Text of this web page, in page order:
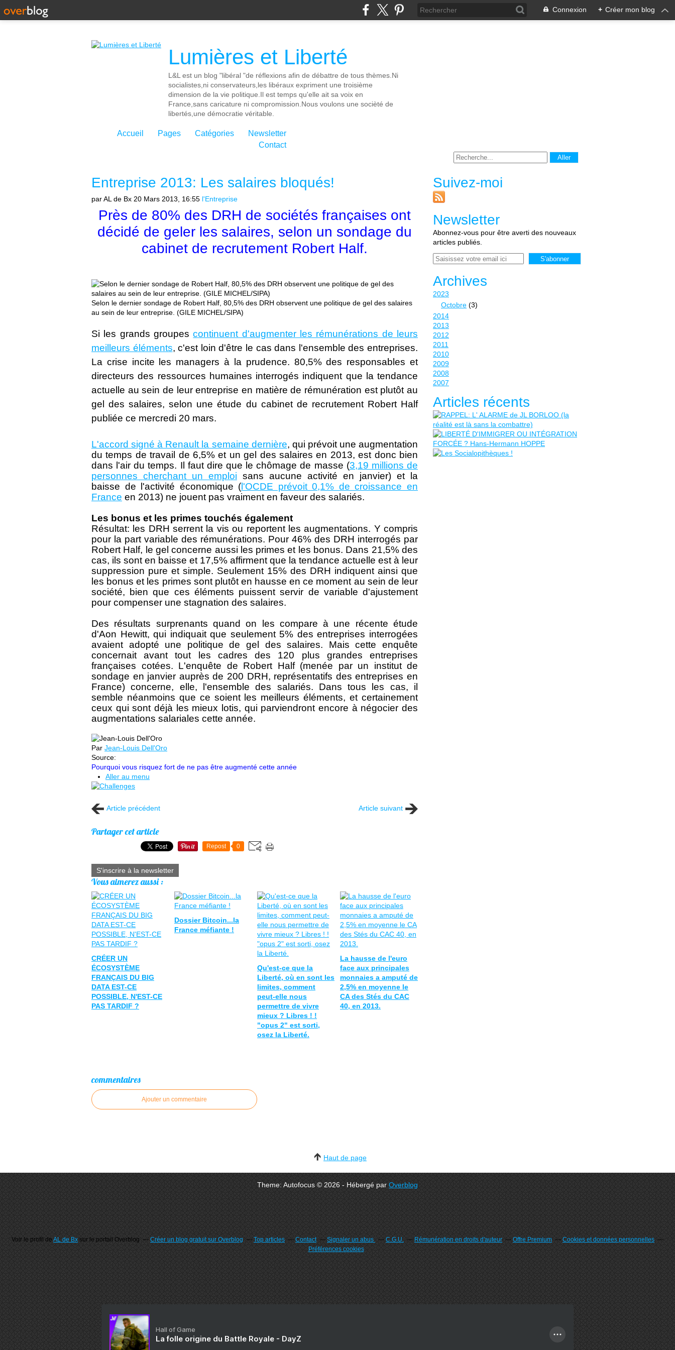
Connexion + Créer mon blog
Lumières et Liberté
L&L est un blog "libéral "de réflexions afin de débattre de tous thèmes.Ni
socialistes,ni conservateurs,les libéraux expriment une troisième
dimension de la vie politique.Il est temps qu'elle ait sa voix en
France,sans caricature ni compromission.Nous voulons une socièté de
libertés,une démocratie véritable.
Accueil Pages Catégories
Newsletter
Contact
Entreprise 2013: Les salaires bloqués!
par AL de Bx 20 Mars 2013, 16:55 l'Entreprise
Près de 80% des DRH de sociétés françaises ont
décidé de geler les salaires, selon un sondage du
cabinet de recrutement Robert Half.
Selon le dernier sondage de Robert Half, 80,5% des DRH observent une politique de gel des salaires
au sein de leur entreprise. (GILE MICHEL/SIPA)
Si les grands groupes continuent d'augmenter les rémunérations de leurs
meilleurs éléments, c'est loin d'être le cas dans l'ensemble des entreprises.
La crise incite les managers à la prudence. 80,5% des responsables et
directeurs des ressources humaines interrogés indiquent que la tendance
actuelle au sein de leur entreprise en matière de rémunération est plutôt au
gel des salaires, selon une étude du cabinet de recrutement Robert Half
publiée ce mercredi 20 mars.
L'accord signé à Renault la semaine dernière, qui prévoit une augmentation
du temps de travail de 6,5% et un gel des salaires en 2013, est donc bien
dans l'air du temps. Il faut dire que le chômage de masse (3,19 millions de
personnes cherchant un emploi sans aucune activité en janvier) et la
baisse de l'activité économique ( l'OCDE prévoit 0,1% de croissance en
France en 2013) ne jouent pas vraiment en faveur des salariés.
Les bonus et les primes touchés également
Résultat: les DRH serrent la vis ou reportent les augmentations. Y compris
pour la part variable des rémunérations. Pour 46% des DRH interrogés par
Robert Half, le gel concerne aussi les primes et les bonus. Dans 21,5% des
cas, ils sont en baisse et 17,5% affirment que la tendance actuelle est à leur
suppression pure et simple. Seulement 15% des DRH indiquent ainsi que
les bonus et les primes sont plutôt en hausse en ce moment au sein de leur
société, bien que ces éléments puissent servir de variable d'ajustement
pour compenser une stagnation des salaires.
Des résultats surprenants quand on les compare à une récente étude
d'Aon Hewitt, qui indiquait que seulement 5% des entreprises interrogées
avaient adopté une politique de gel des salaires. Mais cette enquête
concernait avant tout les cadres des 120 plus grandes entreprises
françaises cotées. L'enquête de Robert Half (menée par un institut de
sondage en janvier auprès de 200 DRH, représentatifs des entreprises en
France) concerne, elle, l'ensemble des salariés. Dans tous les cas, il
semble néanmoins que ce soient les meilleurs éléments, et certainement
ceux qui sont déjà les mieux lotis, qui parviendront encore à négocier des
augmentations salariales cette année.
Par Jean-Louis Dell'Oro
Source:
Pourquoi vous risquez fort de ne pas être augmenté cette année
Aller au menu
Article précédent Article suivant
Partager cet article
Repost 0
S'inscrire à la newsletter
Vous aimerez aussi :
CRÉER UN
ÉCOSYSTÈME
FRANÇAIS DU BIG
DATA EST-CE
POSSIBLE, N'EST-CE
PAS TARDIF ?
Dossier Bitcoin...la
France méfiante !
Qu'est-ce que la
Liberté, où en sont les
limites, comment
peut-elle nous
permettre de vivre
mieux ? Libres ! !
"opus 2" est sorti,
osez la Liberté.
La hausse de l'euro
face aux principales
monnaies a amputé de
2,5% en moyenne le
CA des Stés du CAC
40, en 2013.
commentaires
Ajouter un commentaire
Suivez-moi
Newsletter
Abonnez-vous pour être averti des nouveaux
articles publiés.
Email
Archives
2023
Octobre (3)
2014
2013
2012
2011
2010
2009
2008
2007
Articles récents
Haut de page
Theme: Autofocus © 2026 - Hébergé parOverblog
Voir le profil deAL de Bxsur le portail Overblog Créer un blog gratuit sur Overblog Top articles Contact Signaler un abus C.G.U. Rémunération en droits d'auteur Offre Premium
Cookies et données personnelles
Préférences cookies
Hall of Game
La folle origine du Battle Royale - DayZ